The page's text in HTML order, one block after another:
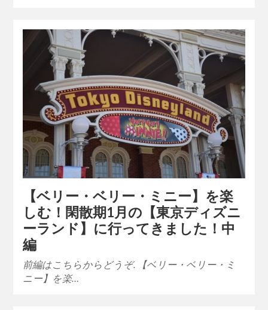
【ベリー・ベリー・ミニー】を楽
しむ！閑散期1月の【東京ディズニ
ーランド】に行ってきました！中
編
前編はこちらからどうぞ. 【ベリー・ベリー・ミ
ニー】を楽…